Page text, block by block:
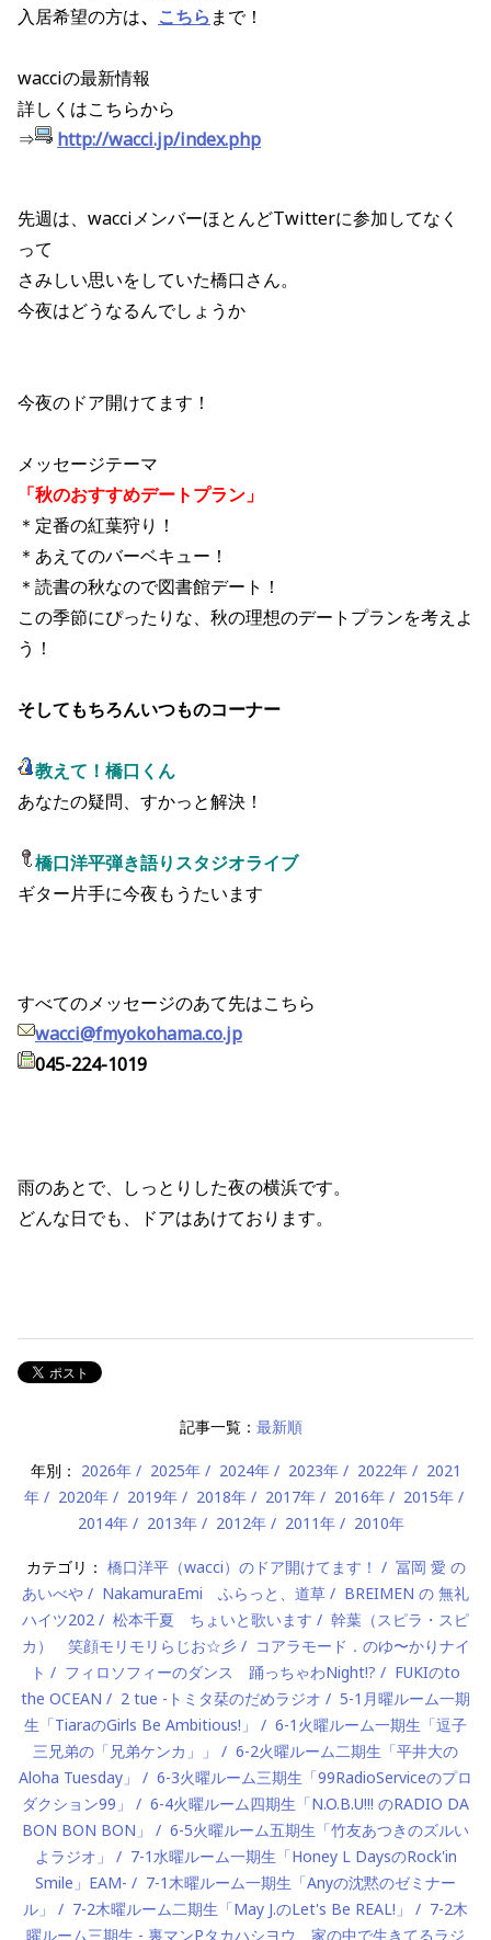
入居希望の方は、 こちら まで！
wacciの最新情報
詳しくはこちらから
⇒
http://wacci.jp/index.php
先週は、wacciメンバーほとんどTwitterに参加してなく
って
さみしい思いをしていた橋口さん。
今夜はどうなるんでしょうか
今夜のドア開けてます！
メッセージテーマ
「秋のおすすめデートプラン」
＊定番の紅葉狩り！
＊あえてのバーベキュー！
＊読書の秋なので図書館デート！
この季節にぴったりな、秋の理想のデートプランを考えよ
う！
そしてもちろんいつものコーナー
教えて！橋口くん
あなたの疑問、すかっと解決！
橋口洋平弾き語りスタジオライブ
ギター片手に今夜もうたいます
すべてのメッセージのあて先はこちら
wacci@fmyokohama.co.jp
045-224-1019
雨のあとで、しっとりした夜の横浜です。
どんな日でも、ドアはあけております。
記事一覧： 最新順
年別： 2026年 2025年 2024年 2023年 2022年
2021
年
2020年 2019年 2018年 2017年 2016年
2015年
2014年
2013年 2012年 2011年 2010年
カテゴリ： 橋口洋平（wacci）のドア開けてます！
冨岡 愛 の
あいべや
NakamuraEmi ふらっと、道草
BREIMEN の 無礼
ハイツ202
松本千夏 ちょいと歌います
幹葉（スピラ・スピ
カ） 笑顔モリモリらじお☆彡
コアラモード．のゆ〜かりナイ
ト
フィロソフィーのダンス 踊っちゃわNight!?
FUKIのto
the OCEAN
2 tue -トミタ栞のだめラジオ
5-1月曜ルーム一期
生「TiaraのGirls Be Ambitious!」
6-1火曜ルーム一期生「逗子
三兄弟の「兄弟ケンカ」」
6-2火曜ルーム二期生「平井大の
Aloha Tuesday」
6-3火曜ルーム三期生「99RadioServiceのプロ
ダクション99」
6-4火曜ルーム四期生「N.O.B.U!!! のRADIO DA
BON BON BON」
6-5火曜ルーム五期生「竹友あつきのズルい
よラジオ」
7-1水曜ルーム一期生「Honey L DaysのRock'in
Smile」EAM-
7-1木曜ルーム一期生「Anyの沈黙のゼミナー
ル」
7-2木曜ルーム二期生「May J.のLet's Be REAL!」
7-2木
曜ルーム三期生 - 裏マンPタカハシヨウ 家の中で生きてるラジ